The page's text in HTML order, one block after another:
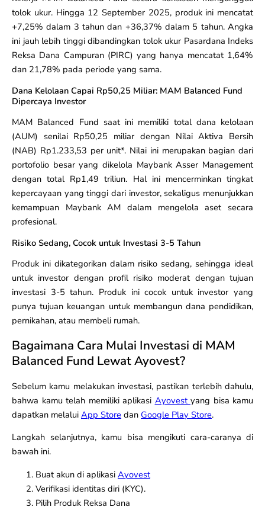
tolok ukur. Hingga 12 September 2025, produk ini mencatat
+7,25% dalam 3 tahun dan +36,37% dalam 5 tahun. Angka
ini jauh lebih tinggi dibandingkan tolok ukur Pasardana Indeks
Reksa Dana Campuran (PIRC) yang hanya mencatat 1,64%
dan 21,78% pada periode yang sama.
Dana Kelolaan Capai Rp50,25 Miliar: MAM Balanced Fund
Dipercaya Investor
MAM Balanced Fund saat ini memiliki total dana kelolaan
(AUM) senilai Rp50,25 miliar dengan Nilai Aktiva Bersih
(NAB) Rp1.233,53 per unit*. Nilai ini merupakan bagian dari
portofolio besar yang dikelola Maybank Asser Management
dengan total Rp1,49 triliun. Hal ini mencerminkan tingkat
kepercayaan yang tinggi dari investor, sekaligus menunjukkan
kemampuan Maybank AM dalam mengelola aset secara
profesional.
Risiko Sedang, Cocok untuk Investasi 3-5 Tahun
Produk ini dikategorikan dalam risiko sedang, sehingga ideal
untuk investor dengan profil risiko moderat dengan tujuan
investasi 3-5 tahun. Produk ini cocok untuk investor yang
punya tujuan keuangan untuk membangun dana pendidikan,
pernikahan, atau membeli rumah.
Bagaimana Cara Mulai Investasi di MAM
Balanced Fund Lewat Ayovest?
Sebelum kamu melakukan investasi, pastikan terlebih dahulu,
bahwa kamu telah memiliki aplikasi Ayovest yang bisa kamu
dapatkan melalui App Store dan Google Play Store.
Langkah selanjutnya, kamu bisa mengikuti cara-caranya di
bawah ini.
Buat akun di aplikasi Ayovest
Verifikasi identitas diri (KYC).
Pilih Produk Reksa Dana